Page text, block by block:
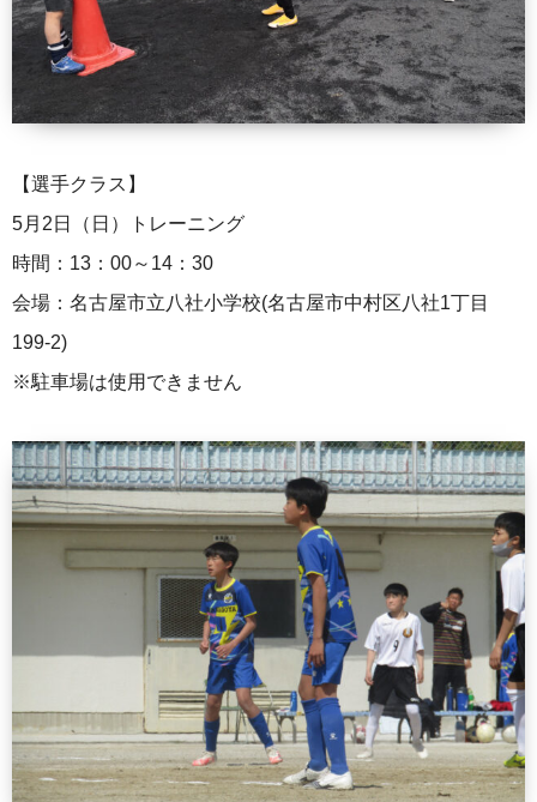
【選手クラス】
5月2日（日）トレーニング
時間：13：00～14：30
会場：名古屋市立八社小学校(名古屋市中村区八社1丁目
199-2)
※駐車場は使用できません